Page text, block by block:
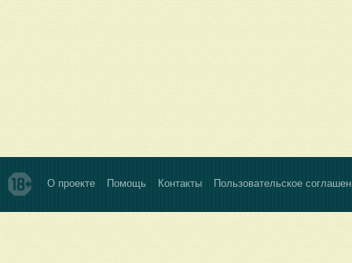
О проекте Помощь Контакты Пользовательское